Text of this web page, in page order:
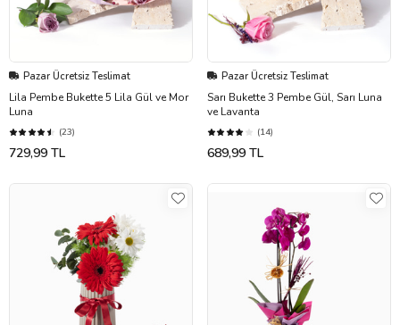
Pazar Ücretsiz Teslimat
Lila Pembe Bukette 5 Lila Gül ve Mor
Luna
(23)
729,99 TL
Pazar Ücretsiz Teslimat
Sarı Bukette 3 Pembe Gül, Sarı Luna
ve Lavanta
(14)
689,99 TL